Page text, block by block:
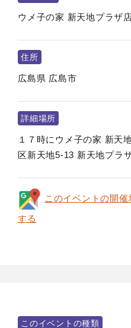
ウメ子の家 新天地プラザ
住所
広島県 広島市
詳細場所
１７時にウメ子の家 新天
区新天地5-13 新天地プラ
このイベントの開
する
このイベントの種類